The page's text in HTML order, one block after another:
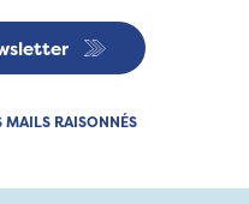
MAILS RAISONNÉS